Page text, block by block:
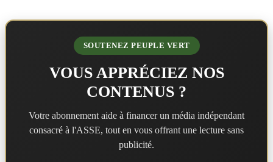
SOUTENEZ PEUPLE VERT
VOUS APPRÉCIEZ NOS
CONTENUS ?
Votre abonnement aide à financer un média indépendant
consacré à l'ASSE, tout en vous offrant une lecture sans
publicité.